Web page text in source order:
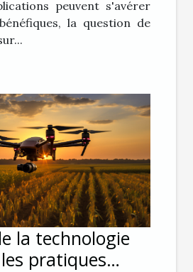
peuvent s'avérer
la question de
la technologie
pratiques